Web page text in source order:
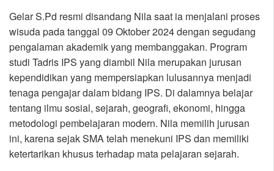
Gelar S.Pd resmi disandang Nila saat ia menjalani proses
wisuda pada tanggal 09 Oktober 2024 dengan segudang
pengalaman akademik yang membanggakan. Program
studi Tadris IPS yang diambil Nila merupakan jurusan
kependidikan yang mempersiapkan lulusannya menjadi
tenaga pengajar dalam bidang IPS. Di dalamnya belajar
tentang ilmu sosial, sejarah, geografi, ekonomi, hingga
metodologi pembelajaran modern. Nila memilih jurusan
ini, karena sejak SMA telah menekuni IPS dan memiliki
ketertarikan khusus terhadap mata pelajaran sejarah.